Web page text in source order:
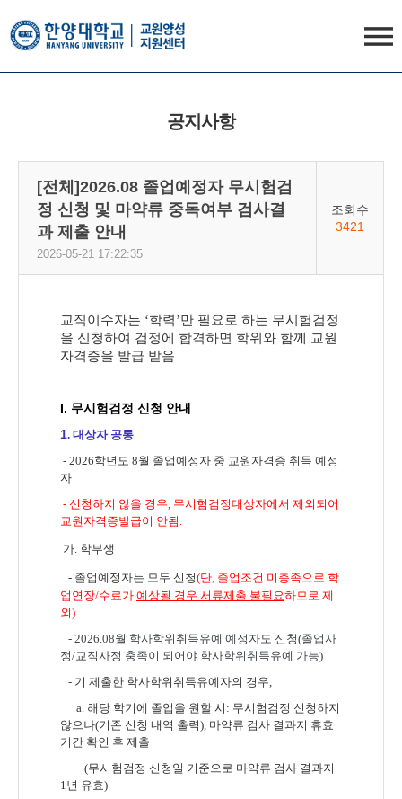
한양대학교
공지사항
[전체]2026.08 졸업예정자 무시험검
정 신청 및 마약류 중독여부 검사결
과 제출 안내
2026-05-21 17:22:35
조회수
3421
교직이수자는 ‘학력’만 필요로 하는 무시험검정
을 신청하여 검정에 합격하면 학위와 함께 교원
자격증을 발급 받음
I. 무시험검정 신청 안내
1. 대상자 공통
- 2026학년도 8월 졸업예정자 중 교원자격증 취득 예정
자
- 신청하지 않을 경우, 무시험검정대상자에서 제외되어
교원자격증발급이 안됨.
가. 학부생
- 졸업예정자는 모두 신청(단, 졸업조건 미충족으로 학
업연장/수료가 예상될 경우 서류제출 불필요하므로 제
외)
- 2026.08월 학사학위취득유예 예정자도 신청(졸업사
정/교직사정 충족이 되어야 학사학위취득유예 가능)
- 기 제출한 학사학위취득유예자의 경우,
a. 해당 학기에 졸업을 원할 시: 무시험검정 신청하지
않으나(기존 신청 내역 출력), 마약류 검사 결과지 휴효
기간 확인 후 제출
(무시험검정 신청일 기준으로 마약류 검사 결과지
1년 유효)